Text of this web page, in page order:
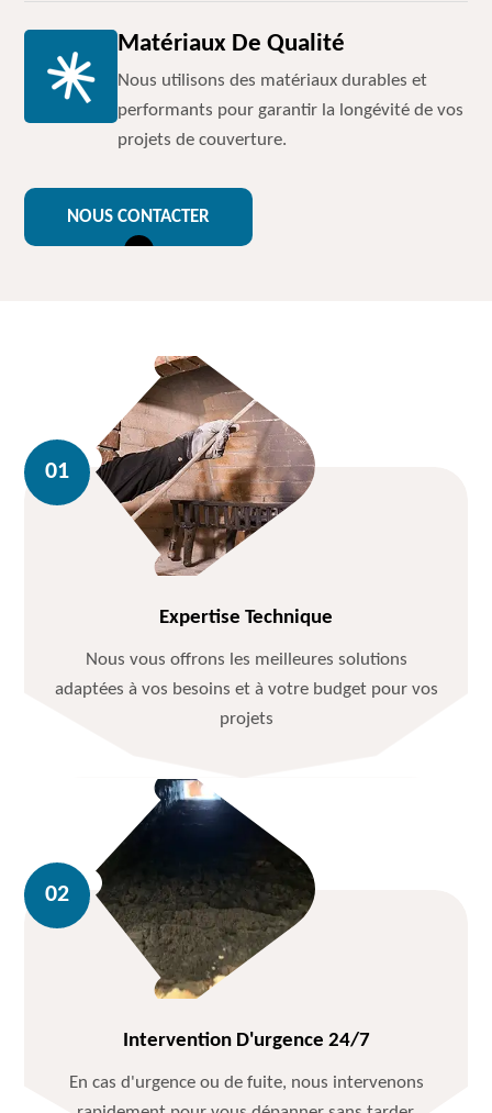
Matériaux De Qualité
Nous utilisons des matériaux durables et
performants pour garantir la longévité de vos
projets de couverture.
NOUS CONTACTER
Expertise Technique
Nous vous offrons les meilleures solutions
adaptées à vos besoins et à votre budget pour vos
projets
Intervention D'urgence 24/7
En cas d'urgence ou de fuite, nous intervenons